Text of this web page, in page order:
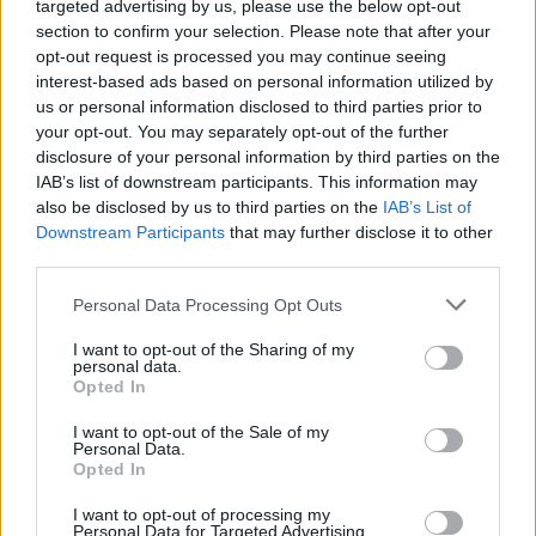
targeted advertising by us, please use the below opt-out
section to confirm your selection. Please note that after your
opt-out request is processed you may continue seeing
interest-based ads based on personal information utilized by
us or personal information disclosed to third parties prior to
your opt-out. You may separately opt-out of the further
disclosure of your personal information by third parties on the
IAB’s list of downstream participants. This information may
also be disclosed by us to third parties on the IAB’s List of
Downstream Participants that may further disclose it to other
Personal Data Processing Opt Outs
I want to opt-out of the Sharing of my
personal data.
Opted In
I want to opt-out of the Sale of my
Personal Data.
Opted In
I want to opt-out of processing my
Personal Data for Targeted Advertising.
Obtarcie blon sluzowych pochwy
Obtarcie blon sluzowych pochwy podczas
seksu.Krew poleciala i jest pieczenie podczas
sikania i napuchniete .Jaka masc albo zel
pomoze na ta dolegliwość?.
Forum: Ginekologia - forum dla rodziny i
pacjentki
ciąża test ciążowy
Reklama: